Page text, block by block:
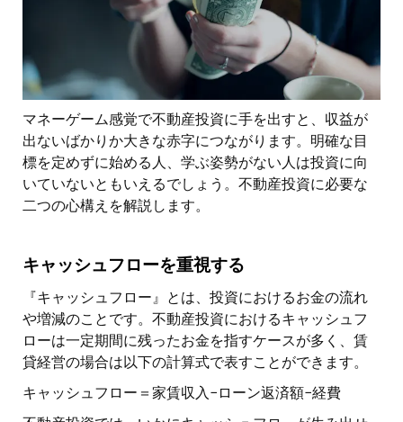
マネーゲーム感覚で不動産投資に手を出すと、収益が
出ないばかりか大きな赤字につながります。明確な目
標を定めずに始める人、学ぶ姿勢がない人は投資に向
いていないともいえるでしょう。不動産投資に必要な
二つの心構えを解説します。
キャッシュフローを重視する
『キャッシュフロー』とは、投資におけるお金の流れ
や増減のことです。不動産投資におけるキャッシュフ
ローは一定期間に残ったお金を指すケースが多く、賃
貸経営の場合は以下の計算式で表すことができます。
キャッシュフロー＝家賃収入−ローン返済額−経費